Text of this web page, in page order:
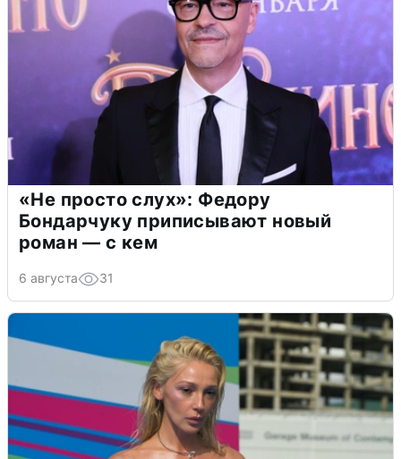
«Не просто слух»: Федору
Бондарчуку приписывают новый
роман — с кем
6 августа 31